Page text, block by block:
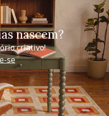
nascem?
criativo!
se